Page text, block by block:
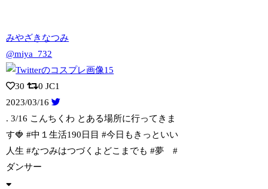
みやざきなつみ
@miya_732
30 0 JC1
2023/03/16
. 3/16 こんちくわ とある場所に行ってきま
す🍓 #中１生活190日目#今日もきっといい
人生 #なつみはつづくよどこまでも #夢 #
ダンサー